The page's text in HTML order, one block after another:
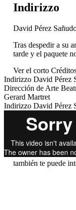
Indirizzo
David Pérez
Tras despedir a su
tarde y el paquete
Ver el corto
Indirizzo David Pérez
Dirección de Arte
Gerard Martret
Indirizzo David Pérez
también te puede